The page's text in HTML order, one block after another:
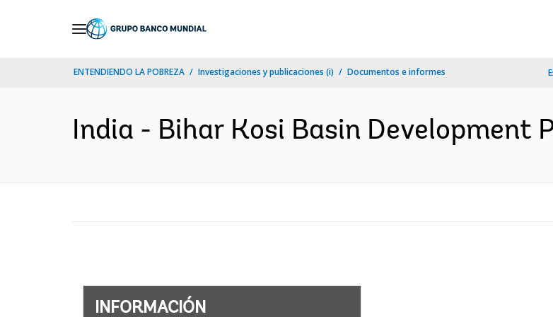
ENTENDIENDO LA POBREZA Investigaciones y publicaciones (i) Documentos e informes
India - Bihar Kosi Basin Development
INFORMACIÓN